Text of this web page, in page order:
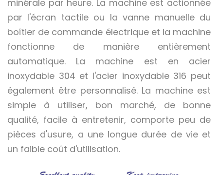
minérale par heure. La machine est actionnée
par l'écran tactile ou la vanne manuelle du
boîtier de commande électrique et la machine
fonctionne de manière entièrement
automatique. La machine est en acier
inoxydable 304 et l'acier inoxydable 316 peut
également être personnalisé. La machine est
simple à utiliser, bon marché, de bonne
qualité, facile à entretenir, comporte peu de
pièces d'usure, a une longue durée de vie et
un faible coût d'utilisation.